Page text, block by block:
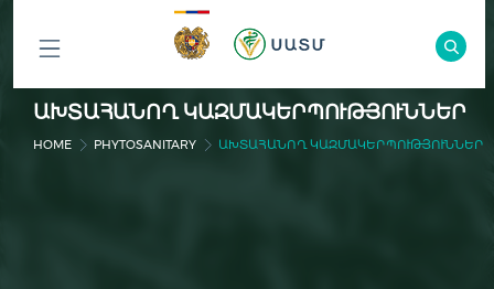
ԲՈԼՈՐ
ԲԱԺԻՆՆԵՐԸ
ԱԽՏԱՀԱՆՈՂ ԿԱԶՄԱԿԵՐՊՈՒԹՅՈՒՆՆԵՐ
HOME PHYTOSANITARY ԱԽՏԱՀԱՆՈՂ ԿԱԶՄԱԿԵՐՊՈՒԹՅՈՒՆՆԵՐ